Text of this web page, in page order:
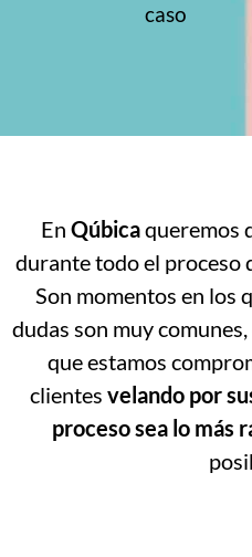
caso
En Qúbicaqueremos
durante todo el proceso
Son momentos en los
dudas son muy
que estamos
clientes velando por
proceso sea lo más